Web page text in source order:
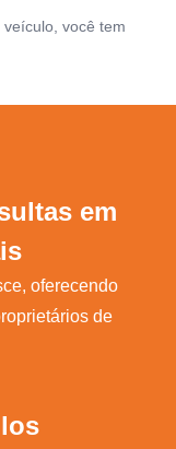
você tem
em
oferecendo
de